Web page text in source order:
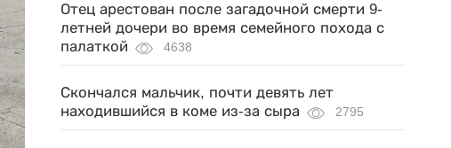
Отец арестован после загадочной смерти 9-
летней дочери во время семейного похода с
палаткой
4638
Скончался мальчик, почти девять лет
находившийся в коме из-за сыра
2795